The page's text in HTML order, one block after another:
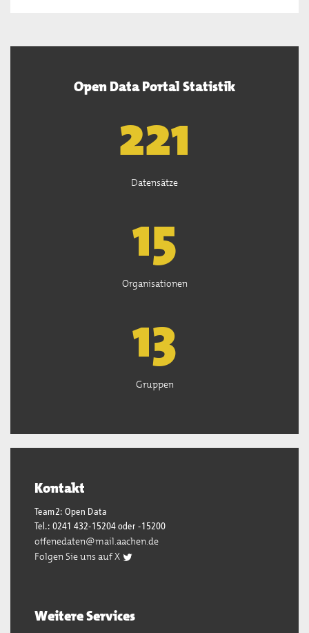
Open Data Portal Statistik
222
Datensätze
15
Organisationen
13
Gruppen
Kontakt
Team2: Open Data
Tel.: 0241 432-15204 oder -15200
offenedaten@mail.aachen.de
Folgen Sie uns auf X
Weitere Services